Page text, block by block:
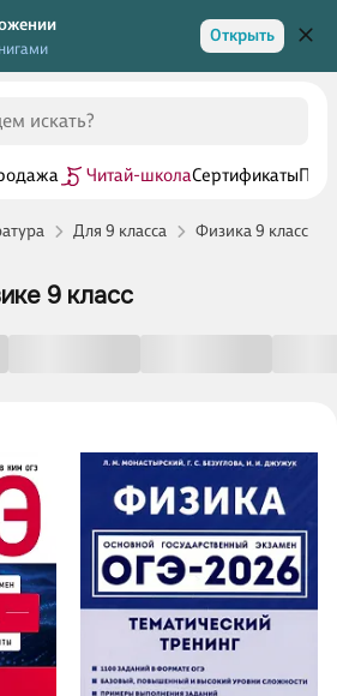
Открыть
Читай-школаСертификаты
Для 9 класса Физика 9 класс
9 класс